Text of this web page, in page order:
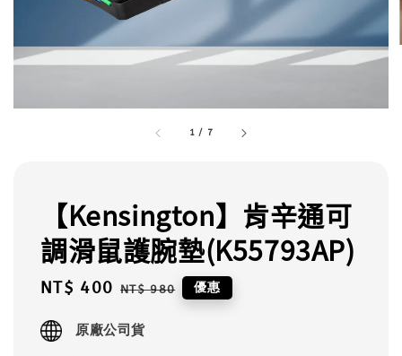
1 / 7
【Kensington】肯辛通可
調滑鼠護腕墊(K55793AP)
Sale
NT$ 400 Regular
NT$ 980 優惠
原廠公司貨